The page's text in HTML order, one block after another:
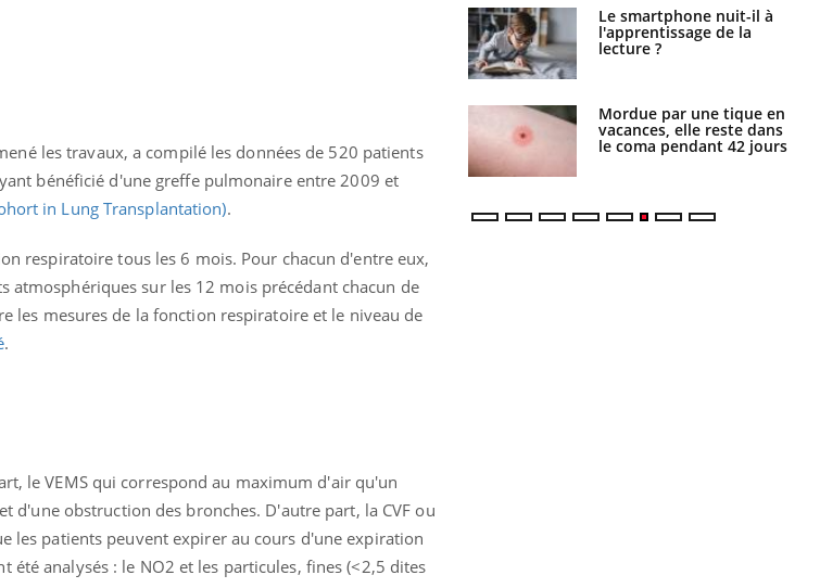
les travaux, a compilé les données de 520 patients
bénéficié d'une greffe pulmonaire entre 2009 et
in Lung Transplantation).
respiratoire tous les 6 mois. Pour chacun d'entre eux,
atmosphériques sur les 12 mois précédant chacun de
les mesures de la fonction respiratoire et le niveau de
.
le VEMS qui correspond au maximum d'air qu'un
d'une obstruction des bronches. D'autre part, la CVF ou
les patients peuvent expirer au cours d'une expiration
analysés : le NO2 et les particules, fines (<2,5 dites
votre ventre
il les premiers
vos vacances ? finalement être bénéfique
Le smartphone nuit-il à
l'apprentissage de la
lecture ?
Mordue par une tique en
vacances, elle reste dans
le coma pendant 42 jours